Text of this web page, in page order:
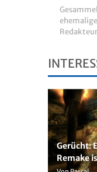
Gerücht:
Remake